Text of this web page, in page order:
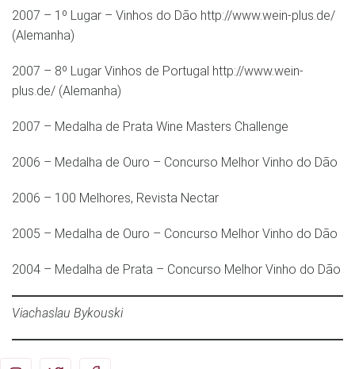
2007 – 1º Lugar – Vinhos do Dão http://www.wein-plus.de/
(Alemanha)
2007 – 8º Lugar Vinhos de Portugal http://www.wein-
plus.de/ (Alemanha)
2007 – Medalha de Prata Wine Masters Challenge
2006 – Medalha de Ouro – Concurso Melhor Vinho do Dão
2006 – 100 Melhores, Revista Nectar
2005 – Medalha de Ouro – Concurso Melhor Vinho do Dão
2004 – Medalha de Prata – Concurso Melhor Vinho do Dão
Viachaslau Bykouski